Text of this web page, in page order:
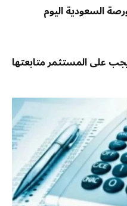
السعودية اليوم
على المستثمر متابعتها